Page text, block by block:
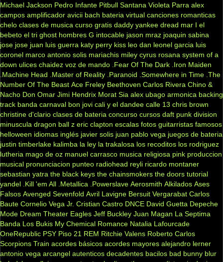
Michael Jackson Pedro Infante Pitbull Santana Violeta Parra alex
campos amplificador avicii bach bateria virtual canciones romanticas
chelo clases de musica curso gratis daddy yankee dread mar I el
bebeto el tri ghost hombres G intocable jason mraz joaquin sabina
jose jose juan luis guerra katy perry kiss leo dan leonel garcia luis
coronel marco antonio solis mariachis miley cyrus rosana system of a
down ulices chaidez voz de mando .Fear Of The Dark .Iron Maiden
.Machine Head
.Master of Reality .Paranoid .Somewhere in Time .The
Number Of The Beast Ace Freley Beethoven Carlos Rivera Chino &
Nacho Don Omar Jimi Hendrix Morat Sia alex ubago armonica backing
track banda carnaval bon jovi cali y el dandee calle 13 chris brown
christine d'clario clases de bateria concurso cursos daft punk division
minuscula dragon ball z eric clapton escalas fotos guitarristas famosos
helloween idiomas inglés javier solis juan pablo vega juegos de bateria
justin timberlake kalimba la ley la trakalosa los recoditos los rodriguez
lutheria mago de oz manuel carrasco musica religiosa pink produccion
musical pronunciacion punteo radiohead reyli ricardo montaner
sebastian yatra the black keys the chainsmokers the doors tutorial
yandel .Kill 'em All .Metallica .Powerslave Aerosmith Alkilados Ases
Falsos Avenged Sevenfold Avril Lavigne Bersuit Vergarabat Carlos
Baute Cornelio Vega Jr. Cristian Castro DNCE David Guetta Depeche
Mode Dream Theater Eagles Jeff Buckley Juan Magan La Septima
Banda Los Bukis My Chemical Romance Natalia Lafourcade
OneRepublic PSY Piso 21 REM Ritchie Valens Roberto Carlos
Scorpions Train acordes básicos acordes mayores alejandro lerner
antonio vega arcangel autenticos decadentes bacilos bad bunny blur